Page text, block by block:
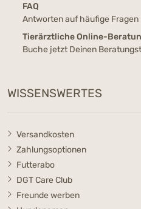
FAQ
Antworten auf häufige Fragen
Tierärztliche Online-
Buche jetzt Deinen
WISSENSWERTES
Versandkosten
Zahlungsoptionen
Futterabo
DGT Care Club
Freunde werben